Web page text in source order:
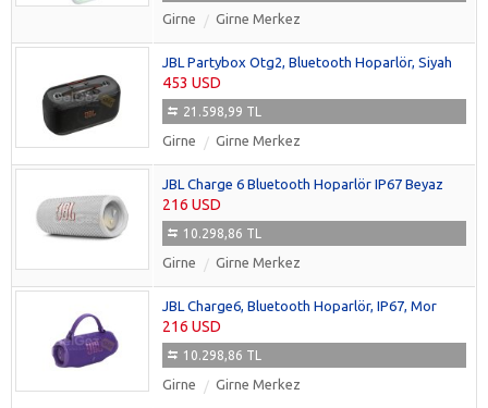
Girne Girne Merkez
JBL Partybox Otg2, Bluetooth Hoparlör, Siyah
453 USD
21.598,99 TL
Girne Girne Merkez
JBL Charge 6 Bluetooth Hoparlör IP67 Beyaz
216 USD
10.298,86 TL
Girne Girne Merkez
JBL Charge6, Bluetooth Hoparlör, IP67, Mor
216 USD
10.298,86 TL
Girne Girne Merkez